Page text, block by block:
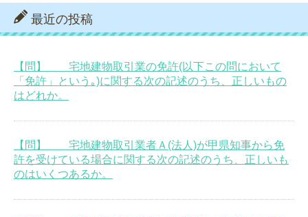
最近の投稿
【問】 宅地建物取引業の免許(以下この問において
「免許」という｡)に関する次の記述のうち、正しいもの
はどれか。
【問】 宅地建物取引業者Ａ(法人)が甲県知事から免
許を受けている場合に関する次の記述のうち、正しいも
のはいくつあるか。